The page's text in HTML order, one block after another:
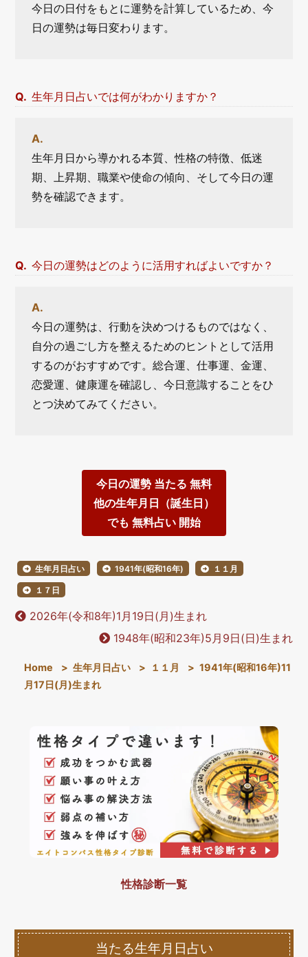
今日の日付をもとに運勢を計算しているため、今
日の運勢は毎日変わります。
生年月日占いでは何がわかりますか？
生年月日から導かれる本質、性格の特徴、低迷
期、上昇期、職業や使命の傾向、そして今日の運
勢を確認できます。
今日の運勢はどのように活用すればよいですか？
今日の運勢は、行動を決めつけるものではなく、
自分の過ごし方を整えるためのヒントとして活用
するのがおすすめです。総合運、仕事運、金運、
恋愛運、健康運を確認し、今日意識することをひ
とつ決めてみてください。
今日の運勢 当たる 無料
他の生年月日（誕生日）
でも 無料占い 開始
生年月日占い 1941年(昭和16年) １１月
１７日
2026年(令和8年)1月19日(月)生まれ
1948年(昭和23年)5月9日(日)生まれ
Home > 生年月日占い > １１月 > 1941年(昭和16年)11
月17日(月)生まれ
性格診断一覧
当たる生年月日占い